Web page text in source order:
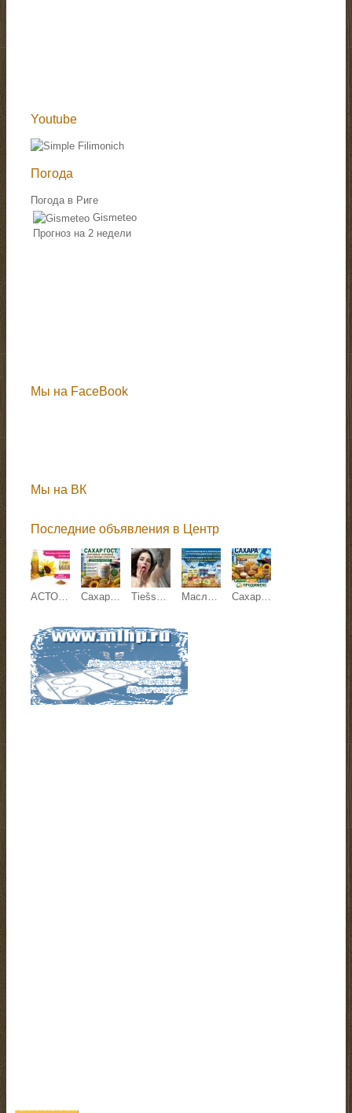
Youtube
Погода
Погода в Риге
Gismeteo
Прогноз на 2 недели
Мы на FaceBook
Мы на ВК
Последние объявления в Центр
АСТОН - Оптовые продажи подсолнечного масла от завода. Экспорт Сахар ГОСТ, зерновые, бобовые и масличные культуры оптом Tiešsaistes sekss Масложировая и молочная продукция СолПро - экспортные поставки Сахар, зерновые и зернобобовые, масличные культуры, корма